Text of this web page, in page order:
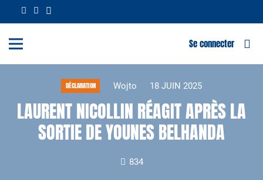
Se connecter
DÉCLARATION Wojto 18 JUIN 2025
LAURENT NICOLLIN RÉAGIT APRÈS LA
SORTIE DE YOUNES BELHANDA
834